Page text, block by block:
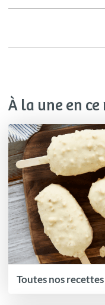
À la une en
Toutes nos